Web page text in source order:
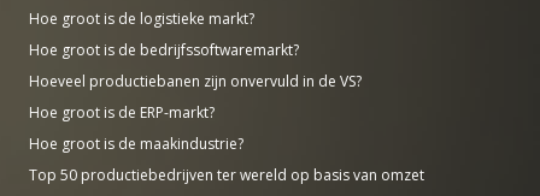
Hoe groot is de logistieke markt?
Hoe groot is de bedrijfssoftwaremarkt?
Hoeveel productiebanen zijn onvervuld in de VS?
Hoe groot is de ERP-markt?
Hoe groot is de maakindustrie?
Top 50 productiebedrijven ter wereld op basis van omzet